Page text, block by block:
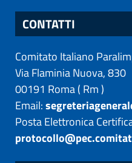
CONTATTI
Comitato Italiano
Via Flaminia Nuova, 830
00191 Roma( Rm)
Email:
Posta Elettronica